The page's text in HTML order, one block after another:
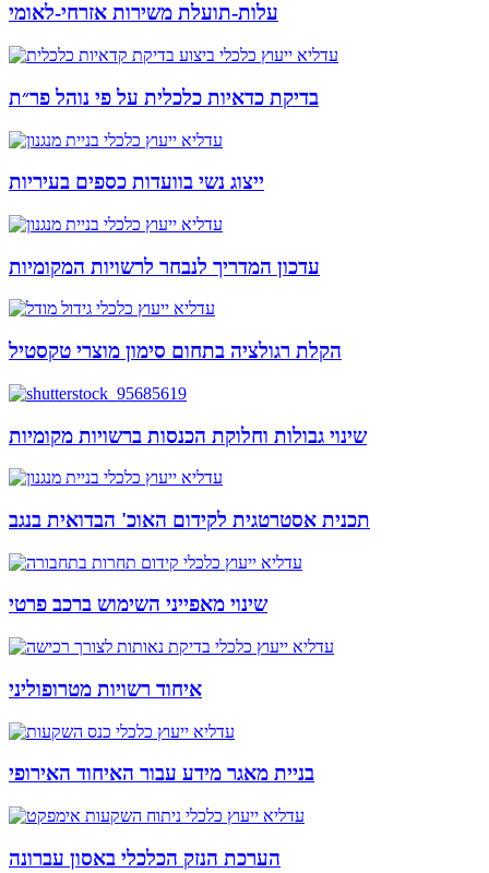
עלות-תועלת משירות אזרחי-לאומי
בדיקת כדאיות כלכלית על פי נוהל פר״ת
ייצוג נשי בוועדות כספים בעיריות
עדכון המדריך לנבחר לרשויות המקומיות
הקלת רגולציה בתחום סימון מוצרי טקסטיל
שינוי גבולות וחלוקת הכנסות ברשויות מקומיות
תכנית אסטרטגית לקידום האוכ' הבדואית בנגב
שינוי מאפייני השימוש ברכב פרטי
איחוד רשויות מטרופוליני
בניית מאגר מידע עבור האיחוד האירופי
הערכת הנזק הכלכלי באסון עברונה